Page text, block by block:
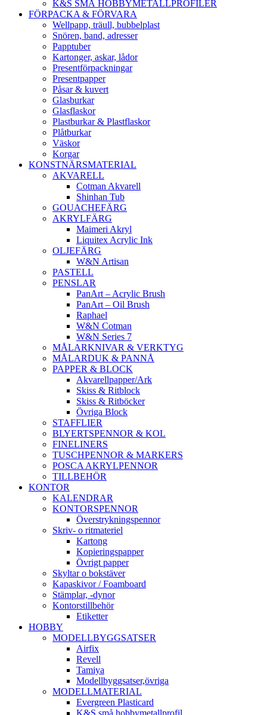
K&S SMÅ HOBBYMETALLPROFILER
FÖRPACKA & FÖRVARA
Wellpapp, träull, bubbelplast
Snören, band, adresser
Papptuber
Kartonger, askar, lådor
Presentförpackningar
Presentpapper
Påsar & kuvert
Glasburkar
Glasflaskor
Plastburkar & Plastflaskor
Plåtburkar
Väskor
Korgar
KONSTNÄRSMATERIAL
AKVARELL
Cotman Akvarell
Shinhan Tub
GOUACHEFÄRG
AKRYLFÄRG
Maimeri Akryl
Liquitex Acrylic Ink
OLJEFÄRG
W&N Artisan
PASTELL
PENSLAR
PanArt – Acrylic Brush
PanArt – Oil Brush
Raphael
W&N Cotman
W&N Series 7
MÅLARKNIVAR & VERKTYG
MÅLARDUK & PANNÅ
PAPPER & BLOCK
Akvarellpapper/Ark
Skiss & Ritblock
Skiss & Ritböcker
Övriga Block
STAFFLIER
BLYERTSPENNOR & KOL
FINELINERS
TUSCHPENNOR & MARKERS
POSCA AKRYLPENNOR
TILLBEHÖR
KONTOR
KALENDRAR
KONTORSPENNOR
Överstrykningspennor
Skriv- o ritmateriel
Kartong
Kopieringspapper
Övrigt papper
Skyltar o bokstäver
Kapaskivor / Foamboard
Stämplar, -dynor
Kontorstillbehör
Etiketter
HOBBY
MODELLBYGGSATSER
Airfix
Revell
Tamiya
Modellbyggsatser,övriga
MODELLMATERIAL
Evergreen Plasticard
K&S små hobbymetallprofil